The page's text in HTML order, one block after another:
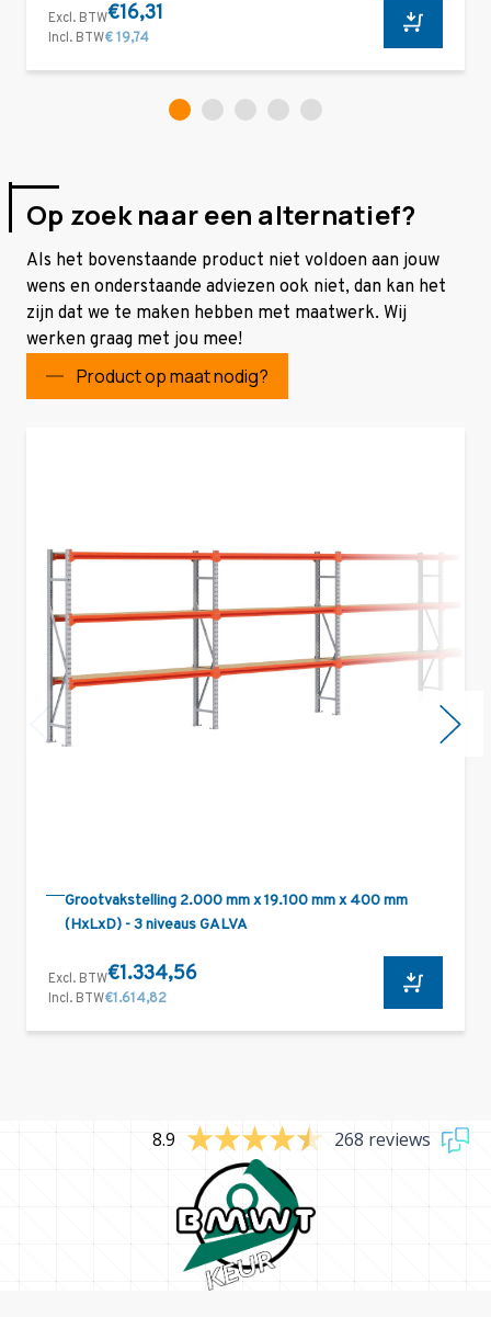
Excl. BTW€16,31
Incl. BTW€ 19,74
Op zoek naar een alternatief?
Als het bovenstaande product niet voldoen aan jouw
wens en onderstaande adviezen ook niet, dan kan het
zijn dat we te maken hebben met maatwerk. Wij
werken graag met jou mee!
Product op maat nodig?
Grootvakstelling 2.000 mm x 19.100 mm x 400 mm
(HxLxD) - 3 niveaus GALVA
Excl. BTW€1.334,56
Incl. BTW€1.614,82
8.9 268 reviews